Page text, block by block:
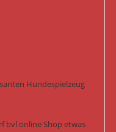
Hundespielzeug
bvl online Shop etwas